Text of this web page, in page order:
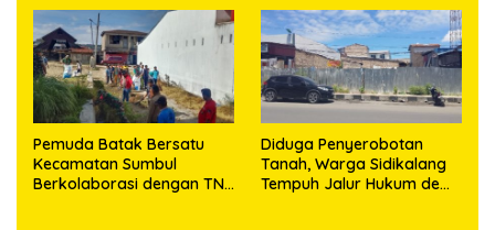
Pemuda Batak Bersatu
Kecamatan Sumbul
Berkolaborasi dengan TNI
Diduga Penyerobotan
Tanah, Warga Sidikalang
Tempuh Jalur Hukum demi